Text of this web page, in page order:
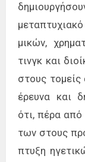
μι­κών,
τινγκ και
στους
έρευ­να και
ότι, πέρα
των στους
πτυ­ξη